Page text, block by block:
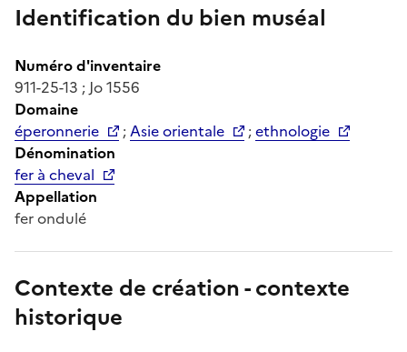
Identification du bien muséal
Numéro d'inventaire
911-25-13 ; Jo 1556
Domaine
éperonnerie
;Asie orientale ;ethnologie
Dénomination
fer à cheval
Appellation
fer ondulé
Contexte de création - contexte
historique